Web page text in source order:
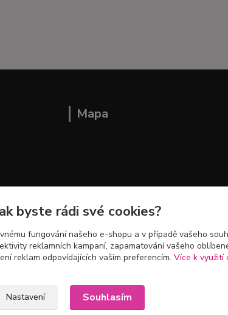
Mapa
byste rádi své cookies?
fungování našeho e-shopu a v případě vašeho
reklamních kampaní, zapamatování vašeho
reklam odpovídajících vašim preferencím. Více k využití
Nastavení Souhlasím